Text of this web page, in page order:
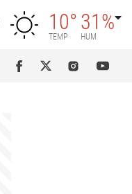
10°
TEMP
31%
HUM